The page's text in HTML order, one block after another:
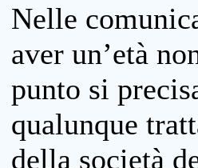
Nelle
aver un’età
punto si
qualunque
della società